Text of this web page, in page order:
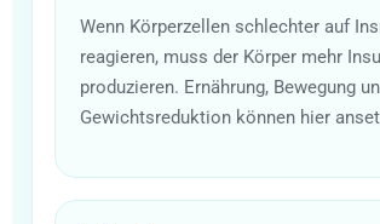
Wenn Körperzellen schlechter auf
reagieren, muss der Körper mehr
produzieren. Ernährung, Bewegung
Gewichtsreduktion können hier